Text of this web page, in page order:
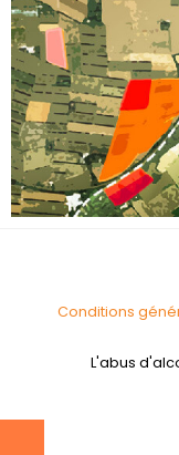
Conditions
L'abus